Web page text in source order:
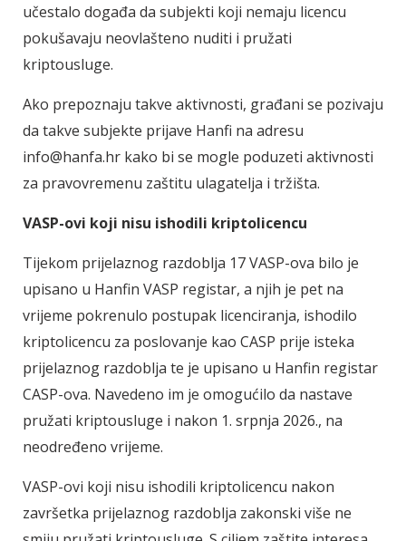
učestalo događa da subjekti koji nemaju licencu
pokušavaju neovlašteno nuditi i pružati
kriptousluge.
Ako prepoznaju takve aktivnosti, građani se pozivaju
da takve subjekte prijave Hanfi na adresu
info@hanfa.hr kako bi se mogle poduzeti aktivnosti
za pravovremenu zaštitu ulagatelja i tržišta.
VASP-ovi koji nisu ishodili kriptolicencu
Tijekom prijelaznog razdoblja 17 VASP-ova bilo je
upisano u Hanfin VASP registar, a njih je pet na
vrijeme pokrenulo postupak licenciranja, ishodilo
kriptolicencu za poslovanje kao CASP prije isteka
prijelaznog razdoblja te je upisano u Hanfin registar
CASP-ova. Navedeno im je omogućilo da nastave
pružati kriptousluge i nakon 1. srpnja 2026., na
neodređeno vrijeme.
VASP-ovi koji nisu ishodili kriptolicencu nakon
završetka prijelaznog razdoblja zakonski više ne